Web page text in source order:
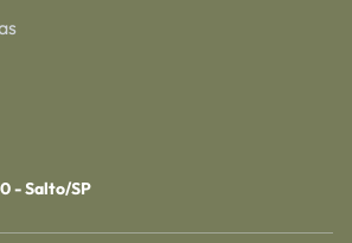
- Salto/SP